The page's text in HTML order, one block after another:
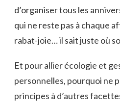
d’organiser tous les
qui ne reste pas à chaque
rabat-joie… il sait juste où
Et pour allier écologie et
personnelles, pourquoi ne
principes à d’autres